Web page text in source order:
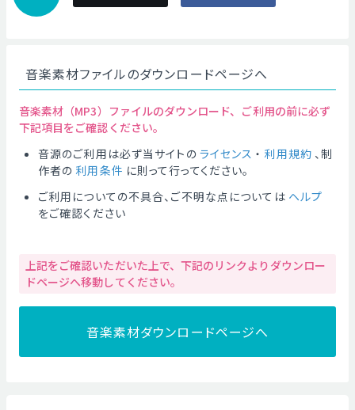
音楽素材ファイルのダウンロードページへ
音楽素材（MP3）ファイルのダウンロード、ご利用の前に必ず
下記項目をご確認ください。
音源のご利用は必ず当サイトの ライセンス ・ 利用規約 、制
作者の 利用条件 に則って行ってください。
ご利用についての不具合、ご不明な点については ヘルプ
をご確認ください
上記をご確認いただいた上で、下記のリンクよりダウンロー
ドページへ移動してください。
音楽素材ダウンロードページへ